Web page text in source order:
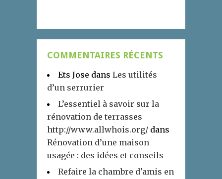
COMMENTAIRES RÉCENTS
Ets Jose dans Les utilités
d’un serrurier
L’essentiel à savoir sur la
rénovation de terrasses
http://www.allwhois.org/ dans
Rénovation d’une maison
usagée : des idées et conseils
Refaire la chambre d'amis en